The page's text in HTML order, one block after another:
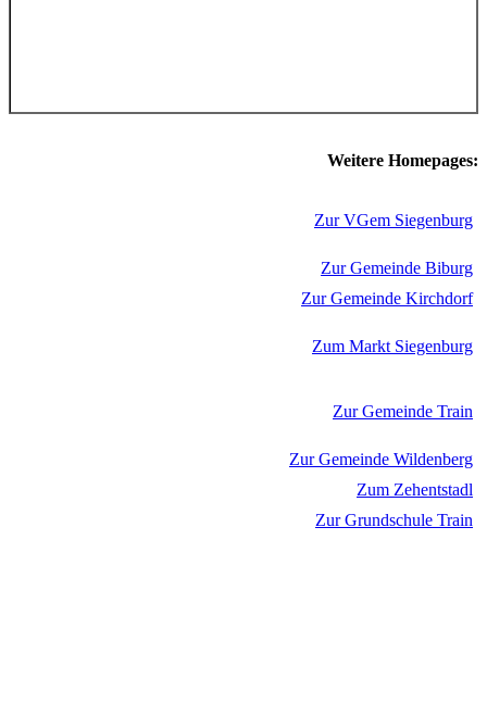
Weitere Homepages:
Zur VGem Siegenburg
Zur Gemeinde Biburg
Zur Gemeinde Kirchdorf
Zum Markt Siegenburg
Zur Gemeinde Train
Zur Gemeinde Wildenberg
Zum Zehentstadl
Zur Grundschule Train